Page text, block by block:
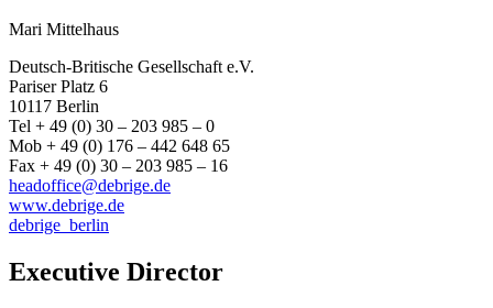
Mari Mittelhaus
Deutsch-Britische Gesellschaft e.V.
Pariser Platz 6
10117 Berlin
Tel + 49 (0) 30 – 203 985 – 0
Mob + 49 (0) 176 – 442 648 65
Fax + 49 (0) 30 – 203 985 – 16
headoffice@debrige.de
www.debrige.de
debrige_berlin
Executive Director